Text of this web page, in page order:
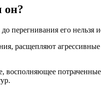
он?
перегнивания его нельзя
расщепляют
восполняющее